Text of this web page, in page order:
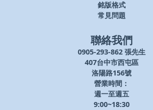
銘版格式
常見問題
聯絡我們
0905-293-862 張先生
407台中市西屯區
洛陽路156號
營業時間：
週一至週五
9:00~18:30